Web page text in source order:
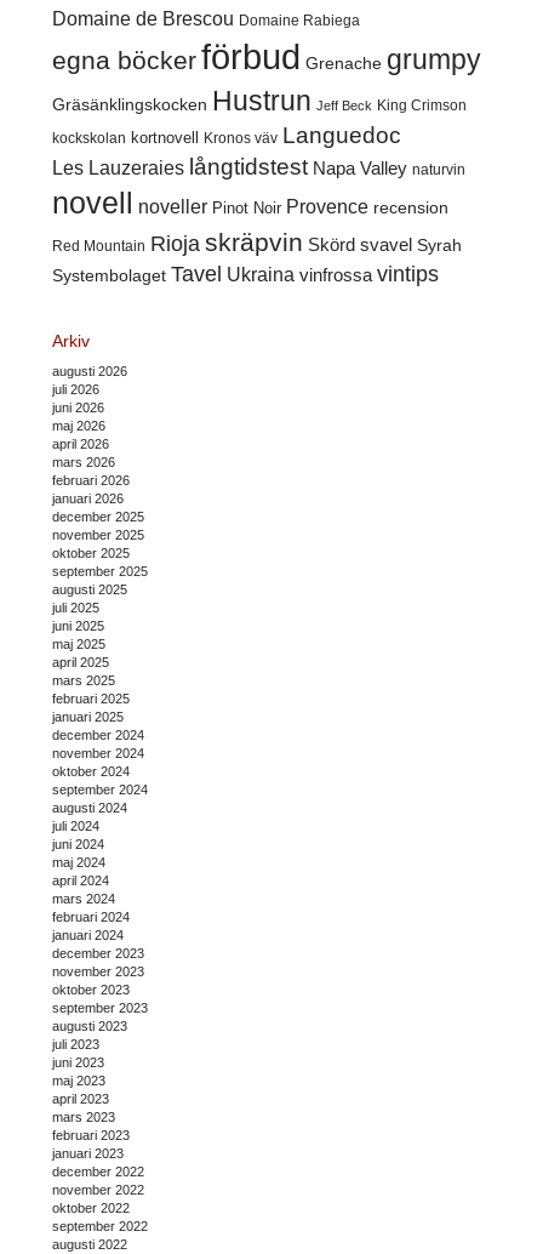
Domaine de Brescou Domaine Rabiega
egna böckerförbud Grenache grumpy
Gräsänklingskocken Hustrun Jeff Beck King Crimson
kockskolan kortnovell Kronos väv Languedoc
Les Lauzeraies långtidstest Napa Valley naturvin
novell noveller Pinot Noir Provence recension
Red Mountain Rioja skräpvin Skörd svavel Syrah
Systembolaget Tavel Ukraina vinfrossa vintips
Arkiv
augusti 2026
juli 2026
juni 2026
maj 2026
april 2026
mars 2026
februari 2026
januari 2026
december 2025
november 2025
oktober 2025
september 2025
augusti 2025
juli 2025
juni 2025
maj 2025
april 2025
mars 2025
februari 2025
januari 2025
december 2024
november 2024
oktober 2024
september 2024
augusti 2024
juli 2024
juni 2024
maj 2024
april 2024
mars 2024
februari 2024
januari 2024
december 2023
november 2023
oktober 2023
september 2023
augusti 2023
juli 2023
juni 2023
maj 2023
april 2023
mars 2023
februari 2023
januari 2023
december 2022
november 2022
oktober 2022
september 2022
augusti 2022